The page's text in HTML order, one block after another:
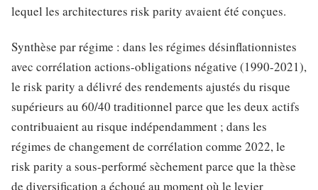
lequel les architectures risk parity avaient été conçues.
Synthèse par régime : dans les régimes désinflationnistes
avec corrélation actions-obligations négative (1990-2021),
le risk parity a délivré des rendements ajustés du risque
supérieurs au 60/40 traditionnel parce que les deux actifs
contribuaient au risque indépendamment ; dans les
régimes de changement de corrélation comme 2022, le
risk parity a sous-performé sèchement parce que la thèse
de diversification a échoué au moment où le levier